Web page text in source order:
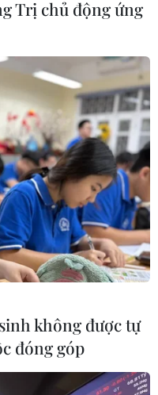
An
lục
Trị chủ động ứng
không được tự
đóng góp